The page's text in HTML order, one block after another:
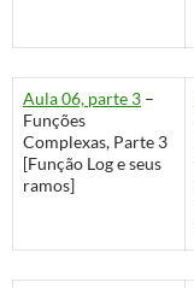
Aula 06, parte 3 –
Funções
Complexas, Parte 3
[Função Log e seus
ramos]